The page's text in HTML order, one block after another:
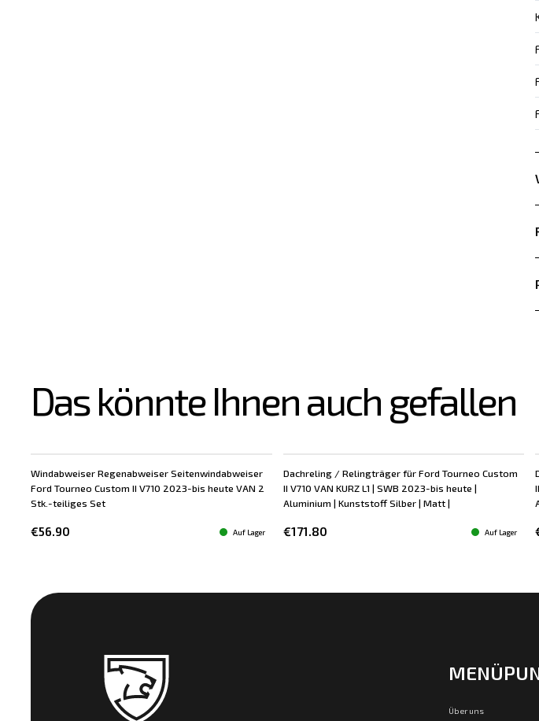
Das könnte Ihnen auch gefallen
Windabweiser Regenabweiser Seitenwindabweiser
Ford Tourneo Custom II V710 2023-bis heute VAN 2
Stk.-teiliges Set
€56.90 Auf Lager
Dachreling / Relingträger für Ford Tourneo Custom
II V710 VAN KURZ L1 | SWB 2023-bis heute |
Aluminium | Kunststoff Silber | Matt |
€171.80 Auf Lager
Über uns